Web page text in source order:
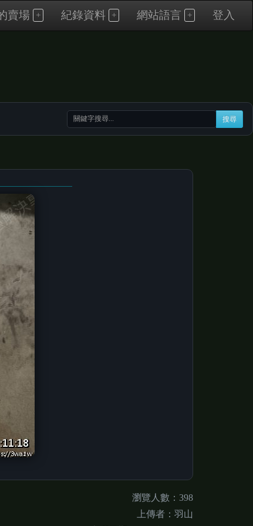
賣場 紀錄資料 網站語言 登入
搜尋
瀏覽人數：398
上傳者：羽山